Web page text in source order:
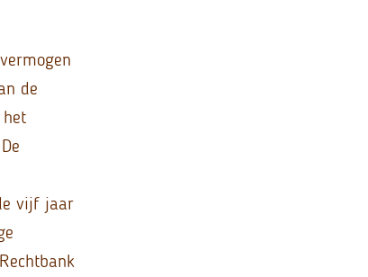
de
vijf jaar